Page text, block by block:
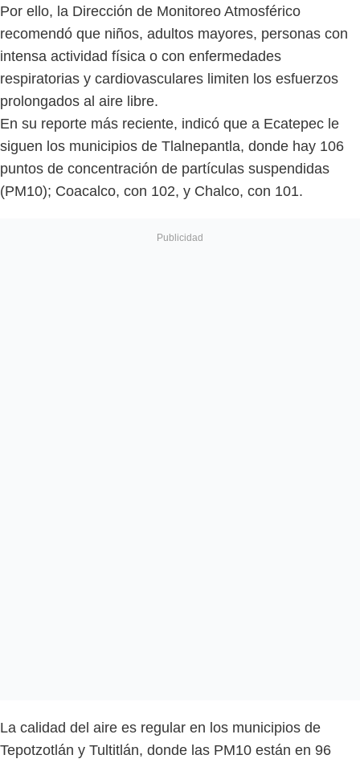
Por ello, la Dirección de Monitoreo Atmosférico
recomendó que niños, adultos mayores, personas con
intensa actividad física o con enfermedades
respiratorias y cardiovasculares limiten los esfuerzos
prolongados al aire libre.
En su reporte más reciente, indicó que a Ecatepec le
siguen los municipios de Tlalnepantla, donde hay 106
puntos de concentración de partículas suspendidas
(PM10); Coacalco, con 102, y Chalco, con 101.
La calidad del aire es regular en los municipios de
Tepotzotlán y Tultitlán, donde las PM10 están en 96